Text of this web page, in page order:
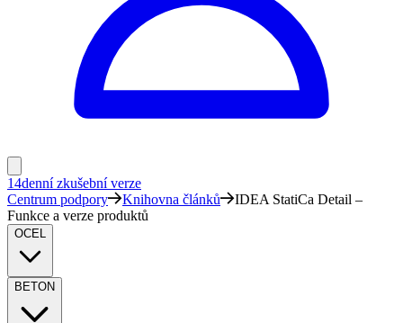
14denní zkušební verze
Centrum podpory
Knihovna článků
IDEA StatiCa Detail –
Funkce a verze produktů
OCEL
BETON